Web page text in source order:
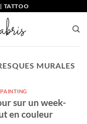
TATTOO
MURALES
sur un week-
en couleur